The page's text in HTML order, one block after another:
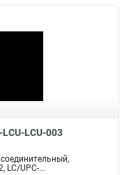
LCU-003
LC/UPC-...